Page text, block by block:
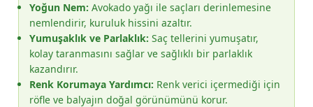
Yoğun Nem: Avokado yağı ile saçları derinlemesine
nemlendirir, kuruluk hissini azaltır.
Yumuşaklık ve Parlaklık: Saç tellerini yumuşatır,
kolay taranmasını sağlar ve sağlıklı bir parlaklık
kazandırır.
Renk Korumaya Yardımcı: Renk verici içermediği için
röfle ve balyajın doğal görünümünü korur.